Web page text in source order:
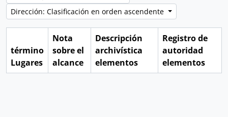
Dirección: Clasificación en orden ascendente
término
Lugares
Nota
sobre el
alcance
Descripción
archivística
elementos
Registro de
autoridad
elementos